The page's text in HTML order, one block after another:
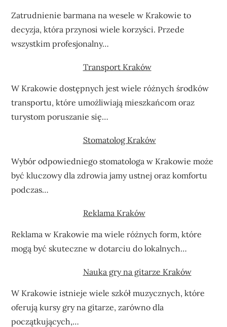
Zatrudnienie barmana na wesele w Krakowie to
decyzja, która przynosi wiele korzyści. Przede
wszystkim profesjonalny…
Transport Kraków
W Krakowie dostępnych jest wiele różnych środków
transportu, które umożliwiają mieszkańcom oraz
turystom poruszanie się…
Stomatolog Kraków
Wybór odpowiedniego stomatologa w Krakowie może
być kluczowy dla zdrowia jamy ustnej oraz komfortu
podczas…
Reklama Kraków
Reklama w Krakowie ma wiele różnych form, które
mogą być skuteczne w dotarciu do lokalnych…
Nauka gry na gitarze Kraków
W Krakowie istnieje wiele szkół muzycznych, które
oferują kursy gry na gitarze, zarówno dla
początkujących,…